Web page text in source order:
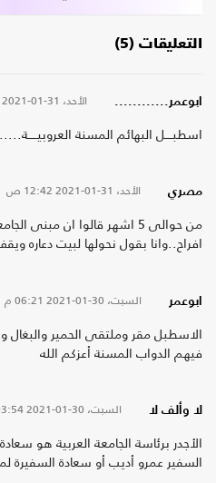
التعليقات (5)
ابوعمر............ الأحد، 31-01-2021
اسطبــــل البهائم المسنة
مصري الأحد، 31-01-2021 12:42 ص
من حوالى 5 اشهر قالوا ان
افراح..وانا بقول نحولها لبيت دعاره
ابوعمر السبت، 30-01-2021 06:21 م
الاسطبل مقر وملتقى الحمير والبغال
فيهم الدواب المسنة أعزكم الله
لا وألف لا السبت، 30-01-2021
الأجدر برئاسة الجامعة العربية هو
السفير عمرو أديب أو سعادة السفيرة